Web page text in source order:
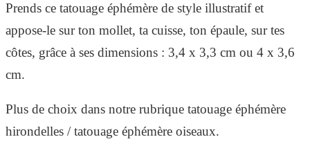
Prends ce tatouage éphémère de style illustratif et
appose-le sur ton mollet, ta cuisse, ton épaule, sur tes
côtes, grâce à ses dimensions : 3,4 x 3,3 cm ou 4 x 3,6
cm.
Plus de choix dans notre rubrique tatouage éphémère
hirondelles / tatouage éphémère oiseaux.